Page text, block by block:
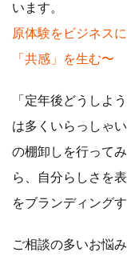
います。
原体験をビジネス
「共感」を生む〜
「定年後どうしよ
は多くいらっしゃ
の棚卸しを行って
ら、自分らしさを
をブランディング
ご相談の多いお悩